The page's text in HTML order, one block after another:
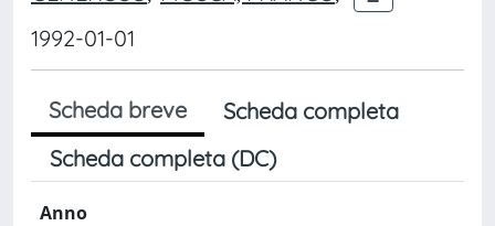
1992-01-01
Scheda breve
Scheda completa
Scheda completa (DC)
Anno